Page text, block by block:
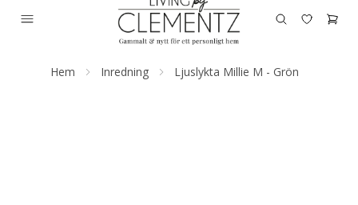
Hem Inredning Ljuslykta Millie M - Grön